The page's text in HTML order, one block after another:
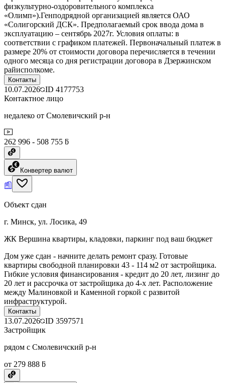
физкультурно-оздоровительного комплекса
«Олимп»).Генподрядной организацией является ОАО
«Солигорский ДСК». Предполагаемый срок ввода дома в
эксплуатацию – сентябрь 2027г. Условия оплаты: в
соответствии с графиком платежей. Первоначальный платеж в
размере 20% от стоимости договора перечисляется в течении
одного месяца со дня регистрации договора в Дзержинском
райисполкоме.
Контакты
10.07.2026 ID 4177753
Контактное лицо
недалеко от Смолевичский р-н
262 996 - 508 755 ƃ
Конвертер валют
Объект сдан
г. Минск, ул. Лосика, 49
ЖК Вершина квартиры, кладовки, паркинг под ваш бюджет
Дом уже сдан - начните делать ремонт сразу. Готовые
квартиры свободной планировки 43 - 114 м2 от застройщика.
Гибкие условия финансирования - кредит до 20 лет, лизинг до
20 лет и рассрочка от застройщика до 4-х лет. Расположение
между Малиновкой и Каменной горкой с развитой
инфраструктурой.
Контакты
13.07.2026 ID 3597571
Застройщик
рядом с Смолевичский р-н
от 279 888 ƃ